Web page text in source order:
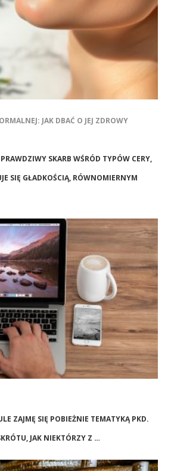
JAK DBAĆ O JEJ ZDROWY
SKARB WŚRÓD TYPÓW CERY,
SIĘ GŁADKOŚCIĄ, RÓWNOMIERNYM
ZAJMĘ SIĘ POBIEŻNIE TEMATYKĄ PKD.
JAK NIEKTÓRZY Z …